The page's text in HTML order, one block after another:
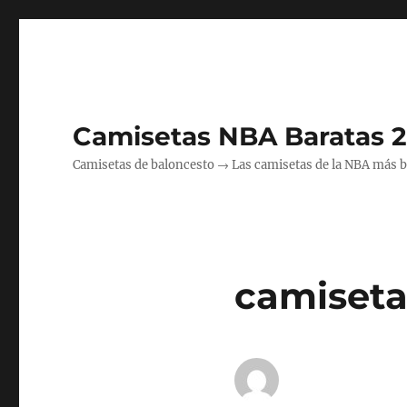
Camisetas NBA Baratas
Camisetas de baloncesto → Las camisetas de la NBA más